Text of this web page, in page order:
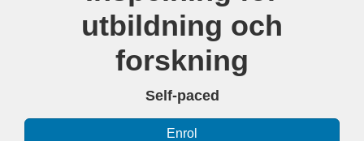
utbildning och
forskning
Self-paced
Enrol